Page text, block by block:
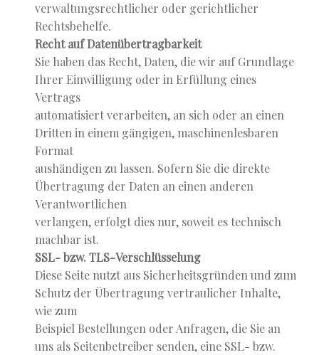
verwaltungsrechtlicher oder gerichtlicher
Rechtsbehelfe.
Recht auf Datenübertragbarkeit
Sie haben das Recht, Daten, die wir auf Grundlage
Ihrer Einwilligung oder in Erfüllung eines
Vertrags
automatisiert verarbeiten, an sich oder an einen
Dritten in einem gängigen, maschinenlesbaren
Format
aushändigen zu lassen. Sofern Sie die direkte
Übertragung der Daten an einen anderen
Verantwortlichen
verlangen, erfolgt dies nur, soweit es technisch
machbar ist.
SSL- bzw. TLS-Verschlüsselung
Diese Seite nutzt aus Sicherheitsgründen und zum
Schutz der Übertragung vertraulicher Inhalte,
wie zum
Beispiel Bestellungen oder Anfragen, die Sie an
uns als Seitenbetreiber senden, eine SSL- bzw.